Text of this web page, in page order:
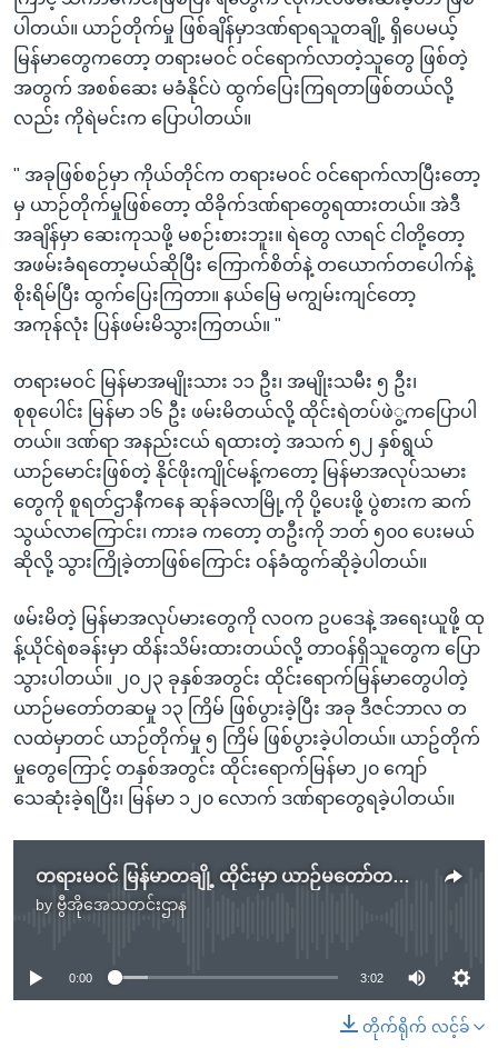
ပါတယ်။ ယာဉ်တိုက်မှု ဖြစ်ချိန်မှာဒဏ်ရာရသူတချို့ ရှိပေမယ့်
မြန်မာတွေကတော့ တရားမဝင် ဝင်ရောက်လာတဲ့သူတွေ ဖြစ်တဲ့
အတွက် အစစ်ဆေး မခံနိုင်ပဲ ထွက်ပြေးကြရတာဖြစ်တယ်လို့
လည်း ကိုရဲမင်းက ပြောပါတယ်။
" အခုဖြစ်စဉ်မှာ ကိုယ်တိုင်က တရားမဝင် ဝင်ရောက်လာပြီးတော့
မှ ယာဉ်တိုက်မှုဖြစ်တော့ ထိခိုက်ဒဏ်ရာတွေရထားတယ်။ အဲဒီ
အချိန်မှာ ဆေးကုသဖို့ မစဉ်းစားဘူး။ ရဲတွေ လာရင် ငါတို့တော့
အဖမ်းခံရတော့မယ်ဆိုပြီး ကြောက်စိတ်နဲ့ တယောက်တပေါက်နဲ့
စိုးရိမ်ပြီး ထွက်ပြေးကြတာ။ နယ်မြေ မကျွမ်းကျင်တော့
အကုန်လုံး ပြန်ဖမ်းမိသွားကြတယ်။ "
တရားမဝင် မြန်မာအမျိုးသား ၁၁ ဦး၊ အမျိုးသမီး ၅ ဦး၊
စုစုပေါင်း မြန်မာ ၁၆ ဦး ဖမ်းမိတယ်လို့ ထိုင်းရဲတပ်ဖဲွ့ကပြောပါ
တယ်။ ဒဏ်ရာ အနည်းငယ် ရထားတဲ့ အသက် ၅၂ နှစ်ရွယ်
ယာဉ်မောင်းဖြစ်တဲ့ နိုင်ဖိုးကျိုင်မန့်ကတော့ မြန်မာအလုပ်သမား
တွေကို စူရတ်ဌာနီကနေ ဆုန်ခလာမြို့ကို ပို့ပေးဖို့ ပွဲစားက ဆက်
သွယ်လာကြောင်း၊ ကားခ ကတော့ တဦးကို ဘတ် ၅၀၀ ပေးမယ်
ဆိုလို့ သွားကြိုခဲ့တာဖြစ်ကြောင်း ဝန်ခံထွက်ဆိုခဲ့ပါတယ်။
ဖမ်းမိတဲ့ မြန်မာအလုပ်မားတွေကို လဝက ဥပဒေနဲ့ အရေးယူဖို့ ထု
န့်ယိုင်ရဲစခန်းမှာ ထိန်းသိမ်းထားတယ်လို့ တာဝန်ရှိသူတွေက ပြော
သွားပါတယ်။ ၂၀၂၃ ခုနှစ်အတွင်း ထိုင်းရောက်မြန်မာတွေပါတဲ့
ယာဉ်မတော်တဆမှု ၁၃ ကြိမ် ဖြစ်ပွားခဲ့ပြီး အခု ဒီဇင်ဘာလ တ
လထဲမှာတင် ယာဉ်တိုက်မှု ၅ ကြိမ် ဖြစ်ပွားခဲ့ပါတယ်။ ယာဥ်တိုက်
မှုတွေကြောင့် တနှစ်အတွင်း ထိုင်းရောက်မြန်မာ၂၀ ကျော်
သေဆုံးခဲ့ရပြီး၊ မြန်မာ ၁၂၀ လောက် ဒဏ်ရာတွေရခဲ့ပါတယ်။
တရားမဝင် မြန်မာတချို့ ထိုင်းမှာ ယာဉ်မတော်တဆဖြစ်ပြီး အဖမ်းခံရ
by ဗွီအိုအေသတင်းဌာန
No media source currently available
0:00 3:02
တိုက်ရိုက် လင့်ခ်